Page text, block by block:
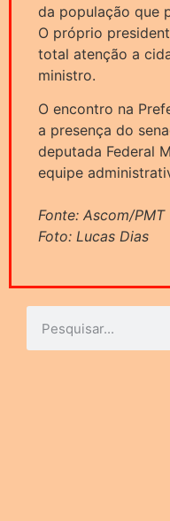
da população que
O próprio
total atenção a
ministro.
O encontro na
a presença do
deputada Federal
equipe
Fonte: Ascom/PMT
Foto: Lucas Dias